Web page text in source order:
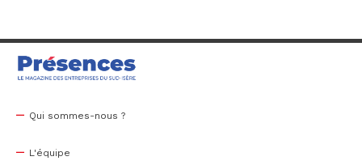
Qui sommes-nous ?
L'équipe